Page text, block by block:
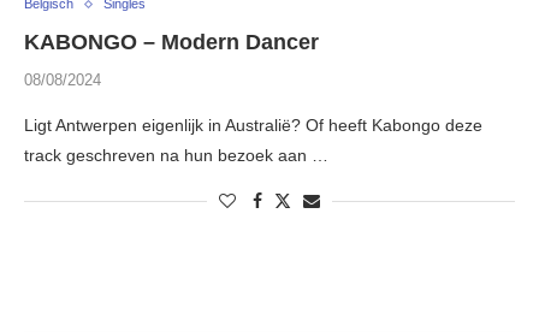
Belgisch Singles
KABONGO – Modern Dancer
08/08/2024
Ligt Antwerpen eigenlijk in Australië? Of heeft Kabongo deze
track geschreven na hun bezoek aan …